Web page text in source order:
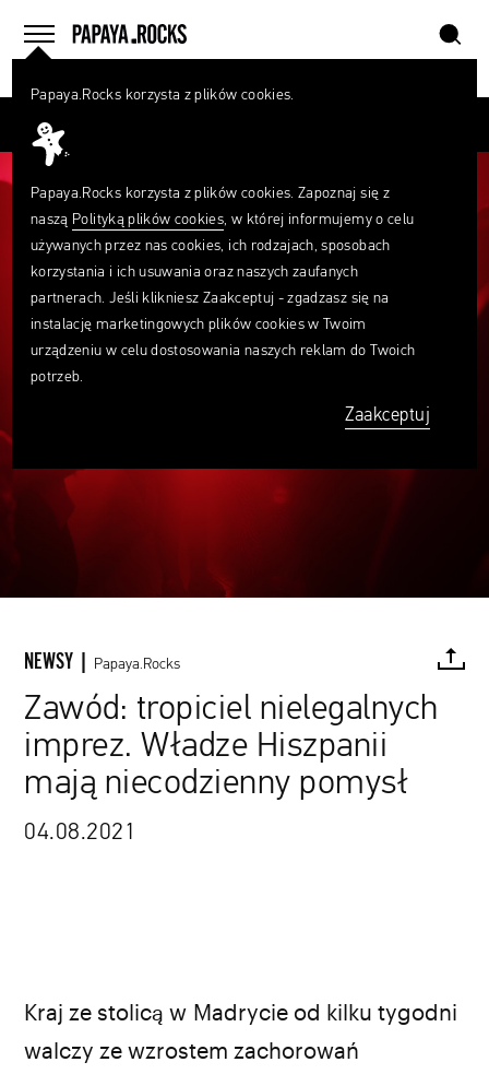
menu
home szukaj
NEWSY | Papaya.Rocks
Zawód: tropiciel nielegalnych
imprez. Władze Hiszpanii
mają niecodzienny pomysł
04.08.2021
MaxPixel.net
FACEBOOK TWITTER PINTEREST
Kraj ze stolicą w Madrycie od kilku tygodni
walczy ze wzrostem zachorowań
Papaya.Rocks korzysta z plików cookies.
Papaya.Rocks korzysta z plików cookies. Zapoznaj się z
naszą Polityką plików cookies, w której informujemy o celu
używanych przez nas cookies, ich rodzajach, sposobach
korzystania i ich usuwania oraz naszych zaufanych
partnerach. Jeśli klikniesz Zaakceptuj - zgadzasz się na
instalację marketingowych plików cookies w Twoim
urządzeniu w celu dostosowania naszych reklam do Twoich
potrzeb.
Zaakceptuj
Czego
szukasz?